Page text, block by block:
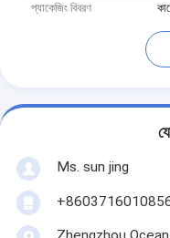
প্যাকেজিং বিবরণ
Ms. sun jing